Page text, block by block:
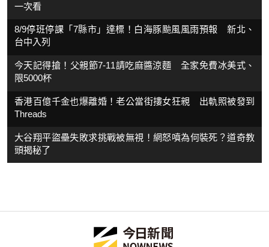
一次看
8/9停班停課「7縣市」達標！白海豚颱風風雨預報 新北、
台中入列
今天記得搶！父親節7-11請吃麻醬涼麵 全家免費冰美式、
限5000杯
香港百億千金也爆離婚！老公當街摟女狂親 出軌照被發到
Threads
大谷翔平盜壘失敗求挑戰被無視！網怒噴為何裝死？道奇教
頭揭秘了